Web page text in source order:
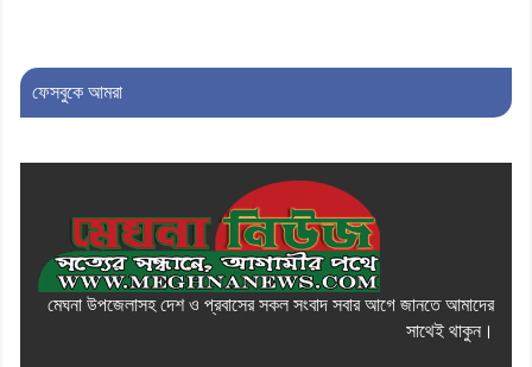
ফেসবুকে আমরা
মেঘনা উপজেলাসহ দেশ ও প্রবাসের সকল সংবাদ সবার আগে জানতে আমাদের
সাথেই থাকুন।